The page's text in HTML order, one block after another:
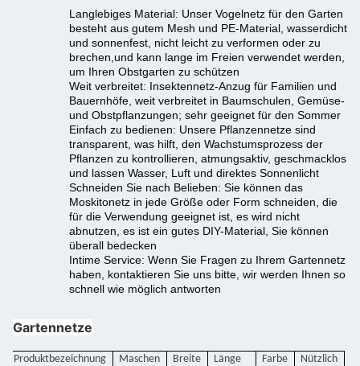
Langlebiges Material: Unser Vogelnetz für den Garten
besteht aus gutem Mesh und PE-Material, wasserdicht
und sonnenfest, nicht leicht zu verformen oder zu
brechen,und kann lange im Freien verwendet werden,
um Ihren Obstgarten zu schützen
Weit verbreitet: Insektennetz-Anzug für Familien und
Bauernhöfe, weit verbreitet in Baumschulen, Gemüse-
und Obstpflanzungen; sehr geeignet für den Sommer
Einfach zu bedienen: Unsere Pflanzennetze sind
transparent, was hilft, den Wachstumsprozess der
Pflanzen zu kontrollieren, atmungsaktiv, geschmacklos
und lassen Wasser, Luft und direktes Sonnenlicht
Schneiden Sie nach Belieben: Sie können das
Moskitonetz in jede Größe oder Form schneiden, die
für die Verwendung geeignet ist, es wird nicht
abnutzen, es ist ein gutes DIY-Material, Sie können
überall bedecken
Intime Service: Wenn Sie Fragen zu Ihrem Gartennetz
haben, kontaktieren Sie uns bitte, wir werden Ihnen so
schnell wie möglich antworten
Gartennetze
Produktbezeichnung Maschen Breite Länge Farbe Nützlich